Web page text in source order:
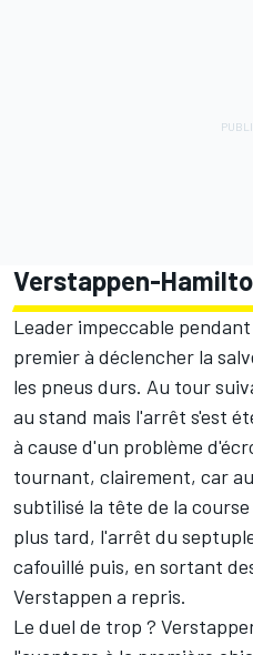
Verstappen-
Leader impeccable
premier à déclencher la
les pneus durs. Au tour
au stand mais l'arrêt s'est
à cause d'un problème
tournant, clairement, car
subtilisé la tête de la
plus tard, l'arrêt du
cafouillé puis, en sortant
Verstappen a repris.
Le duel de trop ?